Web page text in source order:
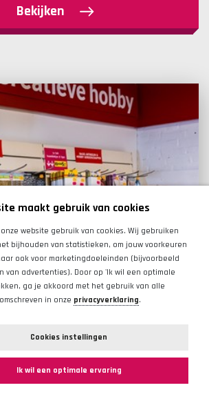
Bekijken
Bekijken
maakt gebruik van cookies
website gebruik van cookies. Wij gebruiken
bijhouden van statistieken, om jouw voorkeuren
ook voor marketingdoeleinden (bijvoorbeeld
van advertenties). Door op 'Ik wil een optimale
ga je akkoord met het gebruik van alle
in onze privacyverklaring.
Cookies instellingen
Ik wil een optimale ervaring